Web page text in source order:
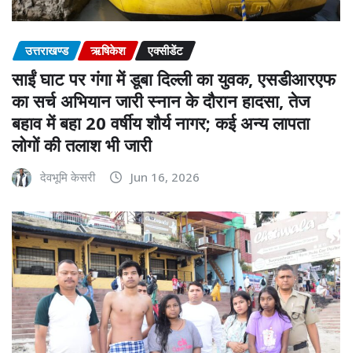
उत्तराखण्ड ऋषिकेश एक्सीडेंट
साईं घाट पर गंगा में डूबा दिल्ली का युवक, एसडीआरएफ
का सर्च अभियान जारी स्नान के दौरान हादसा, तेज
बहाव में बहा 20 वर्षीय शौर्य नागर; कई अन्य लापता
लोगों की तलाश भी जारी
देवभूमि केसरी Jun 16, 2026